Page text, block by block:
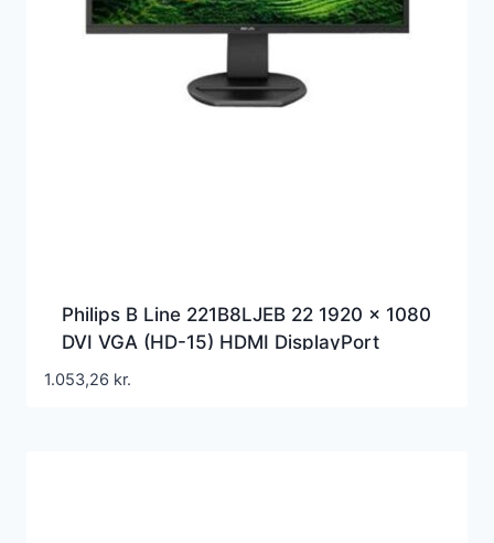
Philips B Line 221B8LJEB 22 1920 x 1080
DVI VGA (HD-15) HDMI DisplayPort
60Hz Pivot Skærm
1.053,26 kr.